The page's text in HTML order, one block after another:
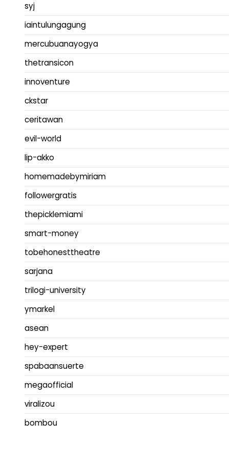
syj
iaintulungagung
mercubuanayogya
thetransicon
innoventure
ckstar
ceritawan
evil-world
lip-akko
homemadebymiriam
followergratis
thepicklemiami
smart-money
tobehonesttheatre
sarjana
trilogi-university
ymarkel
asean
hey-expert
spabaansuerte
megaofficial
viralizou
bombou